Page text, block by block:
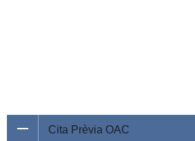
Cita Prèvia OAC